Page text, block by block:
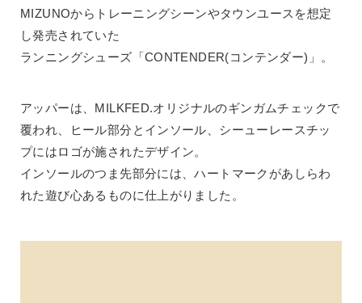
MIZUNOからトレーニングシーンやタウンユースを想定
し発売されていた
ランニングシューズ「CONTENDER(コンテンダー)」。
アッパーは、MILKFED.オリジナルのギンガムチェックで
覆われ、ヒール部分とインソール、シーューレースチッ
プにはロゴが施されたデザイン。
インソールのつま先部分には、ハートマークがあしらわ
れた遊び心あるものに仕上がりました。